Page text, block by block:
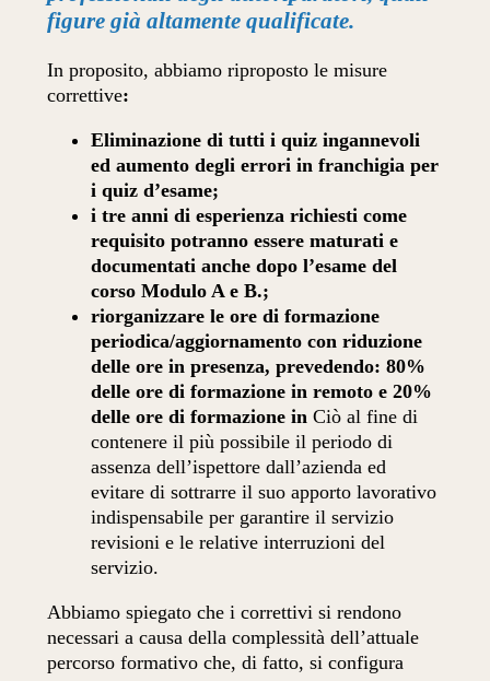
figure già altamente qualificate.
In proposito, abbiamo riproposto le misure
correttive:
Eliminazione di tutti i quiz ingannevoli
ed aumento degli errori in franchigia per
i quiz d’esame;
i tre anni di esperienza richiesti come
requisito potranno essere maturati e
documentati anchedopo l’esame del
corso Modulo A e B.;
riorganizzare le ore di formazione
periodica/aggiornamento con riduzione
delle ore in presenza, prevedendo: 80%
delle ore di formazione in remoto e 20%
delle ore di formazione inCiò al fine di
contenere il più possibile il periodo di
assenza dell’ispettore dall’azienda ed
evitare di sottrarre il suo apporto lavorativo
indispensabile per garantire il servizio
revisioni e le relative interruzioni del
servizio.
Abbiamo spiegato che i correttivi si rendono
necessari a causa della complessità dell’attuale
percorso formativo che, di fatto, si configura